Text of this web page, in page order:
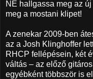
NE hallgassa meg az
meg a mostani klipet!
A zenekar 2009-ben
az a Josh Klinghoffer
RHCP fellépésein, két
váltás – az előző
egyébként többször is